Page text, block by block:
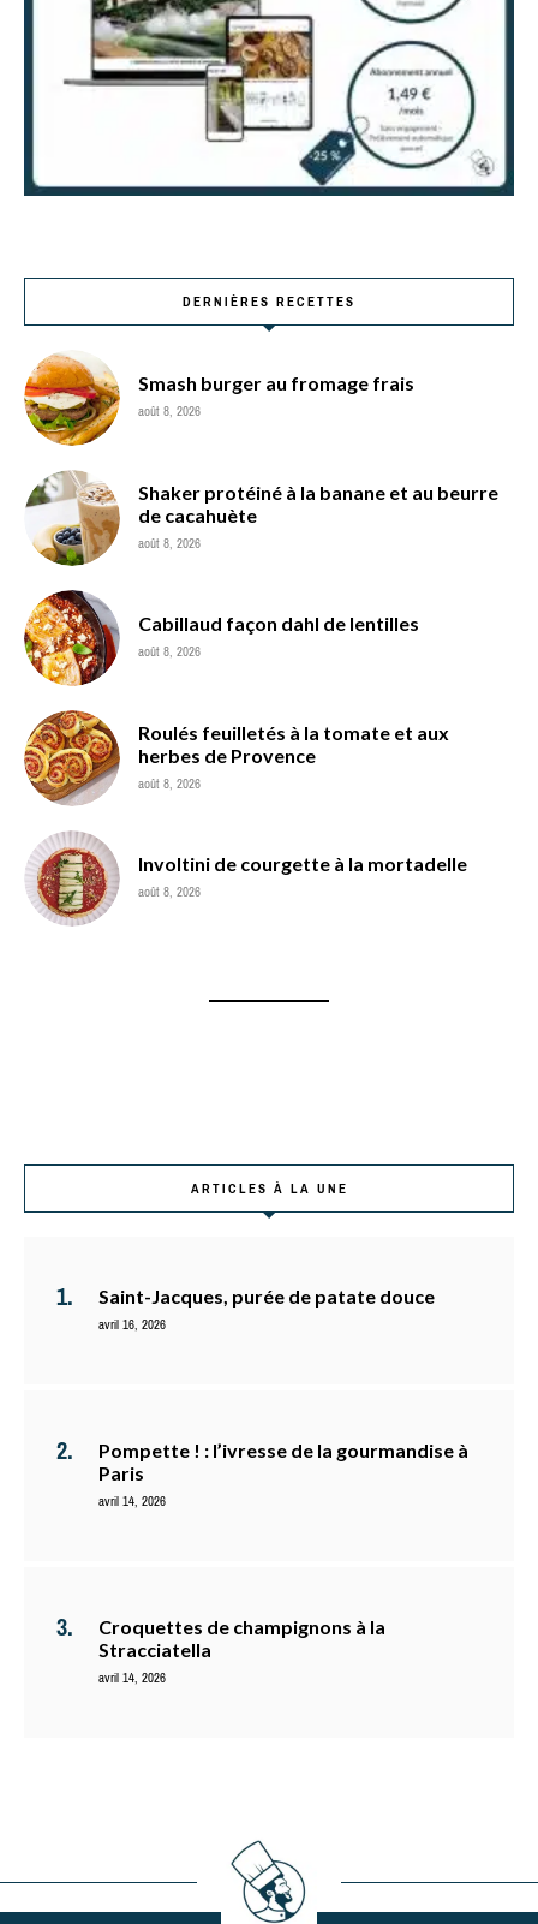
DERNIÈRES RECETTES
Smash burger au fromage frais
août 8, 2026
Shaker protéiné à la banane et au beurre
de cacahuète
août 8, 2026
Cabillaud façon dahl de lentilles
août 8, 2026
Roulés feuilletés à la tomate et aux
herbes de Provence
août 8, 2026
Involtini de courgette à la mortadelle
août 8, 2026
ARTICLES À LA UNE
Saint-Jacques, purée de patate douce
avril 16, 2026
Pompette ! : l’ivresse de la gourmandise à
Paris
avril 14, 2026
Croquettes de champignons à la
Stracciatella
avril 14, 2026